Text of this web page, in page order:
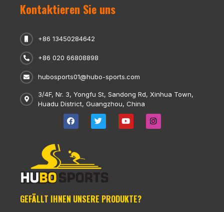
Kontaktieren Sie uns
+86 13450284642
+86 020 66808898
hubosports01@hubo-sports.com
3/4F, Nr. 3, Yongfu St, Sandong Rd, Xinhua Town,
Huadu District, Guangzhou, China
GEFÄLLT IHNEN UNSERE PRODUKTE?